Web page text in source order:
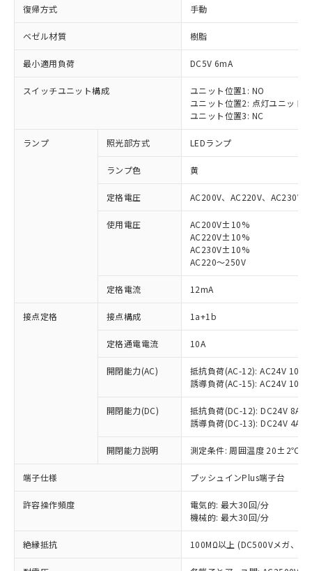
復帰方式 手動
ベゼル材質 樹脂
最小適用負荷 DC5V 6mA
スイッチユニット構成
ユニット位置1: NO
ユニット位置2: 点灯ユニット
ユニット位置3: NC
ランプ 照光部方式 LEDランプ
ランプ色 黄
定格電圧 AC200V、AC220V、AC230V
使用電圧
AC200V±10%
AC220V±10%
AC230V±10%
AC220～250V
定格電流 12mA
接点定格 接点構成 1a+1b
定格通電電流 10A
開閉能力(AC)
抵抗負荷(AC-12): AC24V 10A/
誘導負荷(AC-15): AC24V
開閉能力(DC)
抵抗負荷(DC-12): DC24V 8A/
誘導負荷(DC-13): DC24V 4A/
開閉能力説明 測定条件: 周囲温度 20±2℃、
端子仕様 プッシュインPlus端子台
許容操作頻度
電気的: 最大30回/分
機械的: 最大30回/分
絶縁抵抗 100MΩ以上 (DC500Vメガ、点
ご利用条件
以下の条件をお読みいただき、同意のうえ
本サービスは、当社制御機器事業取扱
商品の当社在庫状況および標準価格
(税抜)を提供させていただくもので
当社制御機器事業取扱商品の中には、
本サービスの対象外となる商品もある
対応済み：EU RoHS指令（10物質）の
非含有に対応した製品が提供可能な商品で
対応予定：EU RoHS指令（10物質）の非含
有に対応した製品に切り替える予定のある
対応予定なし：EU RoHS指令（10物質）の
非含有に非対応の商品で、対応品を出す予
定はありません。
調査・確認中：EU RoHS指令（10物質）の
非含有の対応状況を調査中または確認中の
非該当品：ライセンス料など無形物で、有
害物質有無と関係のない商品です。
仕入先様の事情により、非含有部品として
※1 中国RoHS○×表
「○」：最大均質材料含有率が中国RoHSの
基準値以下であることを示します。
「×」：最大均質材料含有率が中国RoHSの